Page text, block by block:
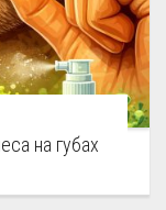
на губах